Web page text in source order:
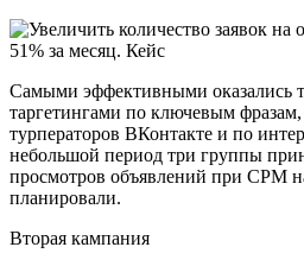
Самыми эффективными оказались
таргетингами по ключевым фразам,
турператоров ВКонтакте и по
небольшой период три группы
просмотров объявлений при CPM
планировали.
Вторая кампания